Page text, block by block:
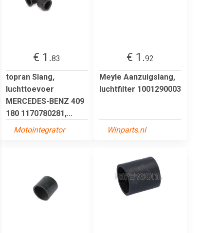
€ 1.83
topran Slang,
luchttoevoer
MERCEDES-BENZ 409
180 1170780281,...
Motointegrator
€ 1.92
Meyle Aanzuigslang,
luchtfilter 1001290003
Winparts.nl